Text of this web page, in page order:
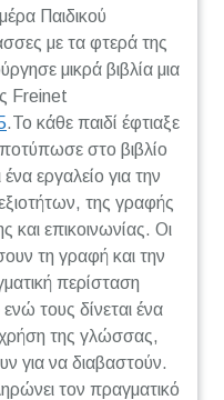
Παιδικού
με τα φτερά της
μικρά βιβλία μια
Freinet
.Το κάθε παιδί έφτιαξε
στο βιβλίο
εργαλείο για την
της γραφής
και επικοινωνίας. Οι
τη γραφή και την
περίσταση
τους δίνεται ένα
χρήση της γλώσσας,
για να διαβαστούν.
τον πραγματικό